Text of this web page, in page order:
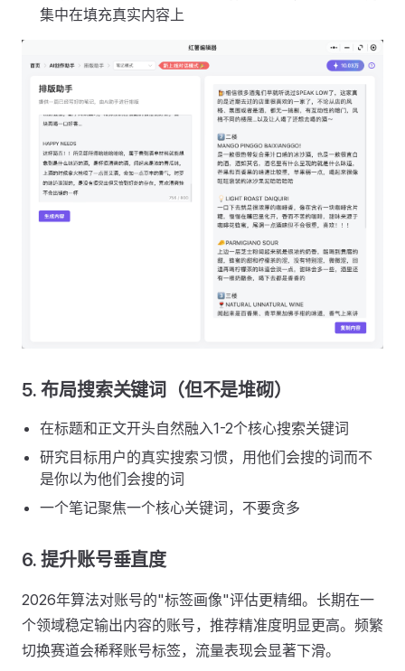
集中在填充真实内容上
5. 布局搜索关键词（但不是堆砌）
在标题和正文开头自然融入1-2个核心搜索关键词
研究目标用户的真实搜索习惯，用他们会搜的词而不
是你以为他们会搜的词
一个笔记聚焦一个核心关键词，不要贪多
6. 提升账号垂直度
2026年算法对账号的"标签画像"评估更精细。长期在一
个领域稳定输出内容的账号，推荐精准度明显更高。频繁
切换赛道会稀释账号标签，流量表现会显著下滑。